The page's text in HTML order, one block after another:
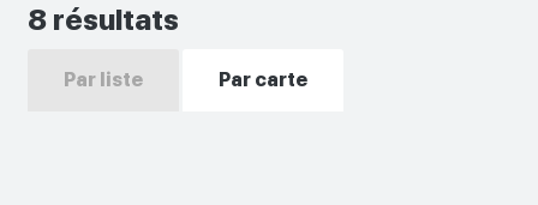
8 résultats
Par liste Par carte